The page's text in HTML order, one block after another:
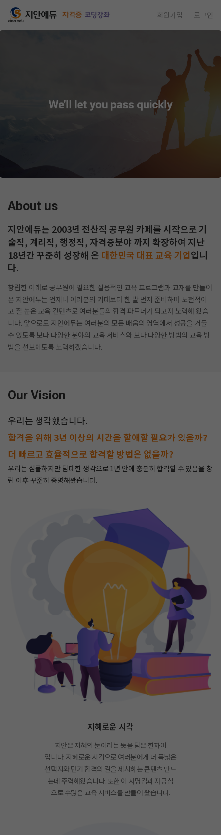
회원가입 로그인
About us
지안에듀는 2003년 전산직 공무원 카페를 시작으로 기
술직, 계리직, 행정직, 자격증분야 까지 확장하여 지난
18년간 꾸준히 성장해 온 대한민국 대표 교육 기업입니
다.
창립한 이래로 공무원에 필요한 실용적인 교육 프로그램과 교재를 만들어
온 지안에듀는 언제나 여러분의 기대보다 한 발 먼저 준비하며 도전적이
고 질 높은 교육 컨텐츠로 여러분들의 합격 파트너가 되고자 노력해 왔습
니다. 앞으로도 지안에듀는 여러분의 모든 배움의 영역에서 성공을 거둘
수 있도록 보다 다양한 분야의 교육 서비스와 보다 다양한 방법의 교육 방
법을 선보이도록 노력하겠습니다.
Our Vision
우리는 생각했습니다.
합격을 위해 3년 이상의 시간을 할애할 필요가 있을까?
더 빠르고 효율적으로 합격할 방법은 없을까?
우리는 심플하지만 담대한 생각으로 1년 안에 충분히 합격할 수 있음을 창
립 이후 꾸준히 증명해왔습니다.
지혜로운 시각
지안은 지혜의 눈이라는 뜻을 담은 한자어
입니다. 지혜로운 시각으로 여러분에게 더 폭넓은
선택지와 단기 합격의 길을 제시하는 콘텐츠 만드
는데 주력해왔습니다. 또한 이 사명감과 자긍심
으로 수많은 교육 서비스를 만들어 왔습니다.